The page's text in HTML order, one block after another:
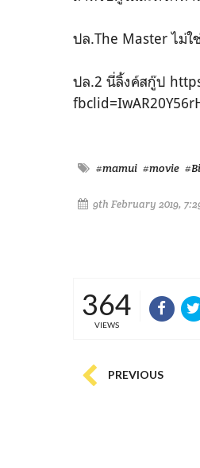
ปล.The Master ไม่ใ
ปล.2 นี่ลิ้งค์สกู๊ป
#mamui #movie
9th February 2019,
364
VIEWS
PREVIOUS